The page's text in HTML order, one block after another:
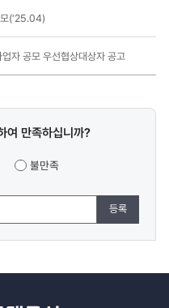
모('25.04)
자 공모 우선협상대상자 공고
여 만족하십니까?
불만족
등록